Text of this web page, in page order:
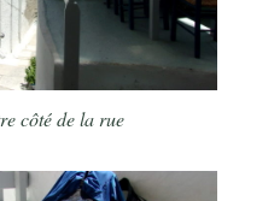
côté de la rue